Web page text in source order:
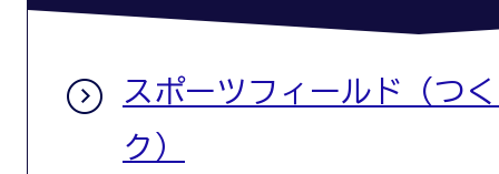
スポーツフィールド（つ
ク）